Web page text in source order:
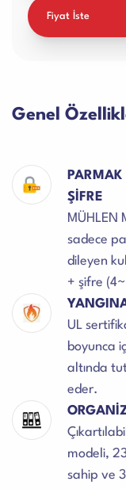
Fiyat İste
Genel
ŞİFRE
MÜHLEN
sadece
dileyen
+ şifre
UL
boyunca
altında
eder.
modeli,
sahip ve